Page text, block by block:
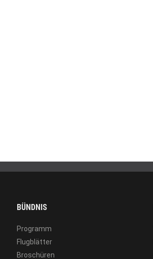
BÜNDNIS
Programm
Flugblätter
Broschüren